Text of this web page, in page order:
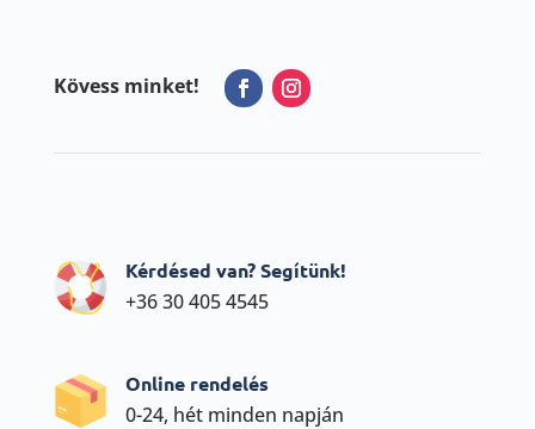
Kövess minket!
Kérdésed van? Segítünk!
+36 30 405 4545
Online rendelés
0-24, hét minden napján